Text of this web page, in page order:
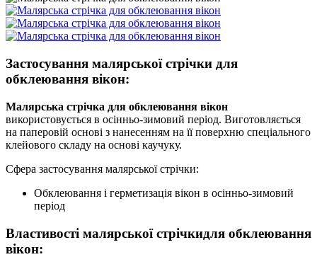
Застосування малярської стрічки для
обклеювання вікон:
Малярська стрічка для обклеювання вікон
використовується в осінньо-зимовий період. Виготовляється
на паперовій основі з нанесенням на її поверхню спеціального
клейового складу на основі каучуку.
Сфера застосування малярської стрічки:
Обклеювання і герметизація вікон в осінньо-зимовий
період
Властивості малярської стрічкидля обклеювання
вікон: